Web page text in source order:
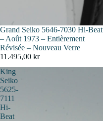
Épuisé
Grand Seiko 5646-7030 Hi-Beat
– Août 1973 – Entièrement
Révisée – Nouveau Verre
11.495,00 kr
King
Seiko
5625-
7111
Hi-
Beat